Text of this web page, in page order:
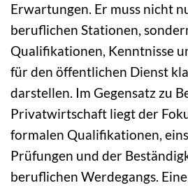
Erwartungen. Er muss nicht
beruflichen Stationen,
Qualifikationen, Kenntnisse
für den öffentlichen Dienst
darstellen. Im Gegensatz zu
Privatwirtschaft liegt der
formalen Qualifikationen,
Prüfungen und der
beruflichen Werdegangs.